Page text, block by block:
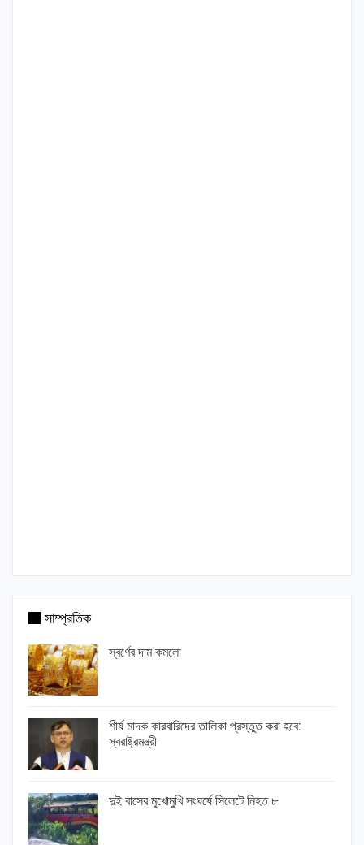
সাম্প্রতিক
স্বর্ণের দাম কমলো
শীর্ষ মাদক কারবারিদের তালিকা প্রস্তুত করা হবে:
স্বরাষ্ট্রমন্ত্রী
দুই বাসের মুখোমুখি সংঘর্ষে সিলেটে নিহত ৮